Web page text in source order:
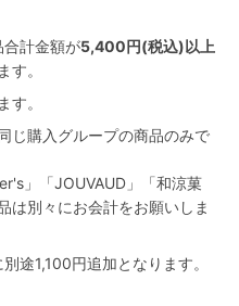
合計金額が5,400円(税込)以上
す。
す。
じ購入グループの商品のみで
」「JOUVAUD」「和涼菓
は別々にお会計をお願いしま
途1,100円追加となります。